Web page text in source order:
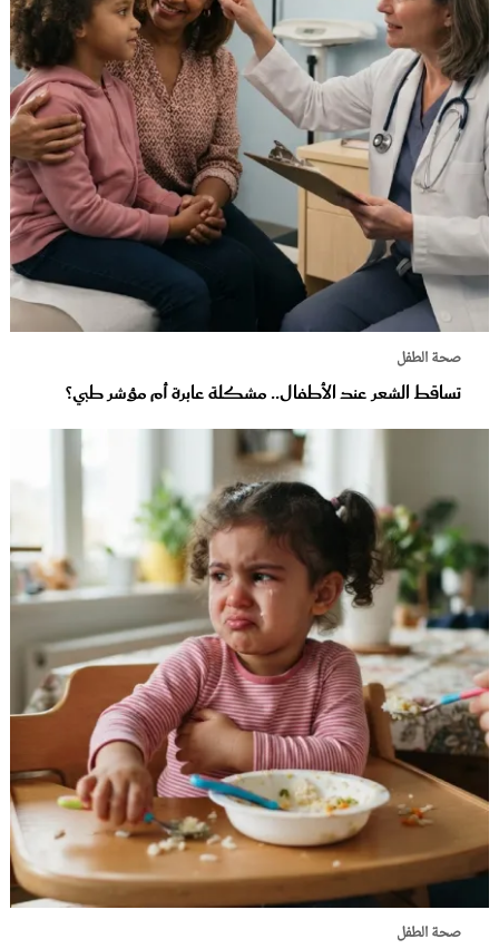
صحة الطفل
تساقط الشعر عند الأطفال.. مشكلة عابرة أم مؤشر طبي؟
صحة الطفل